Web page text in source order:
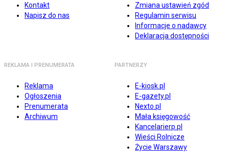
Kontakt
Napisz do nas
Zmiana ustawień zgód
Regulamin serwisu
Informacje o nadawcy
Deklaracja dostępności
REKLAMA I PRENUMERATA
Reklama
Ogłoszenia
Prenumerata
Archiwum
PARTNERZY
E-kiosk.pl
E-gazety.pl
Nexto.pl
Mała księgowość
Kancelarierp.pl
Wieści Rolnicze
Życie Warszawy